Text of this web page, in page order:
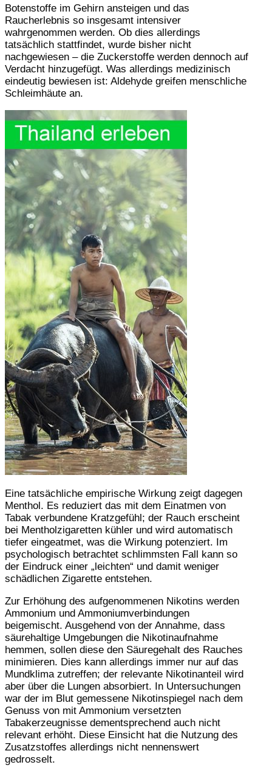
Botenstoffe im Gehirn ansteigen und das
Raucherlebnis so insgesamt intensiver
wahrgenommen werden. Ob dies allerdings
tatsächlich stattfindet, wurde bisher nicht
nachgewiesen – die Zuckerstoffe werden dennoch auf
Verdacht hinzugefügt. Was allerdings medizinisch
eindeutig bewiesen ist: Aldehyde greifen menschliche
Schleimhäute an.
Eine tatsächliche empirische Wirkung zeigt dagegen
Menthol. Es reduziert das mit dem Einatmen von
Tabak verbundene Kratzgefühl; der Rauch erscheint
bei Mentholzigaretten kühler und wird automatisch
tiefer eingeatmet, was die Wirkung potenziert. Im
psychologisch betrachtet schlimmsten Fall kann so
der Eindruck einer „leichten“ und damit weniger
schädlichen Zigarette entstehen.
Zur Erhöhung des aufgenommenen Nikotins werden
Ammonium und Ammoniumverbindungen
beigemischt. Ausgehend von der Annahme, dass
säurehaltige Umgebungen die Nikotinaufnahme
hemmen, sollen diese den Säuregehalt des Rauches
minimieren. Dies kann allerdings immer nur auf das
Mundklima zutreffen; der relevante Nikotinanteil wird
aber über die Lungen absorbiert. In Untersuchungen
war der im Blut gemessene Nikotinspiegel nach dem
Genuss von mit Ammonium versetzten
Tabakerzeugnisse dementsprechend auch nicht
relevant erhöht. Diese Einsicht hat die Nutzung des
Zusatzstoffes allerdings nicht nennenswert
gedrosselt.